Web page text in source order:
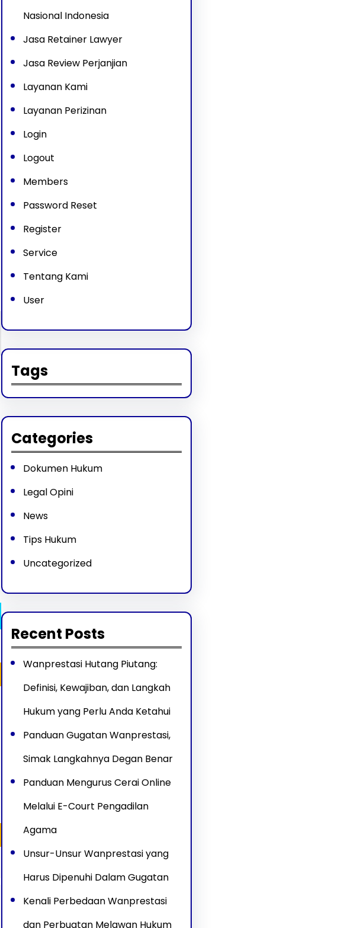
Nasional Indonesia
Jasa Retainer Lawyer
Jasa Review Perjanjian
Layanan Kami
Layanan Perizinan
Login
Logout
Members
Password Reset
Register
Service
Tentang Kami
User
Tags
Categories
Dokumen Hukum
Legal Opini
News
Tips Hukum
Uncategorized
Recent Posts
Wanprestasi Hutang Piutang:
Definisi, Kewajiban, dan Langkah
Hukum yang Perlu Anda Ketahui
Panduan Gugatan Wanprestasi,
Simak Langkahnya Degan Benar
Panduan Mengurus Cerai Online
Melalui E-Court Pengadilan
Agama
Unsur-Unsur Wanprestasi yang
Harus Dipenuhi Dalam Gugatan
Kenali Perbedaan Wanprestasi
dan Perbuatan Melawan Hukum